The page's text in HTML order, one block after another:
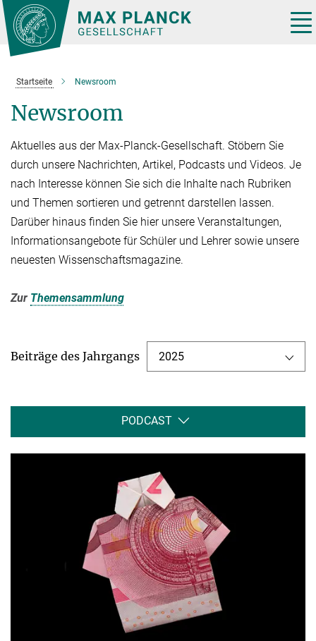
Hauptinhalt
Startseite Newsroom
Newsroom
Aktuelles aus der Max-Planck-Gesellschaft. Stöbern Sie
durch unsere Nachrichten, Artikel, Podcasts und Videos. Je
nach Interesse können Sie sich die Inhalte nach Rubriken
und Themen sortieren und getrennt darstellen lassen.
Darüber hinaus finden Sie hier unsere Veranstaltungen,
Informationsangebote für Schüler und Lehrer sowie unsere
neuesten Wissenschaftsmagazine.
Zur Themensammlung
Beiträge des Jahrgangs 2025
PODCAST